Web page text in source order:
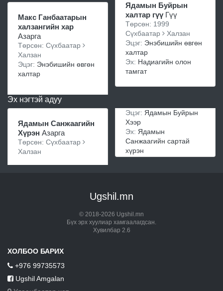
Макс Ганбаатарын
халзангийн хар
Азарга
Төрсөн: Сүхбаатар
Халзан
Эцэг: Энэбишийн өвгөн
халтар
Ядамын Буйрын
халтар гүү Гүү
Төрсөн: 1999
Сүхбаатар
Халзан
Эцэг: Энэбишийн өвгөн
халтар
Эх: Надиагийн олон
тамгат
Эх нэгтэй адуу
Ядамын Санжаагийн
Хүрэн Азарга
Төрсөн: Сүхбаатар
Халзан
Эцэг: Ядамын Буйрын
Хээр
Эх: Ядамын
Санжаагийн сартай
хүрэн
Ugshil.mn
© 2018-2026 Ugshil.mn
Бүх эрх хуулиар хамгаалагдсан.
Хувилбар 2.6
ХОЛБОО БАРИХ
+976 99735573
Ugshil Amgalan